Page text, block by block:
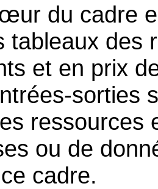
du cadre
tableaux des
et en prix
sorties
ressources
ou de
cadre.